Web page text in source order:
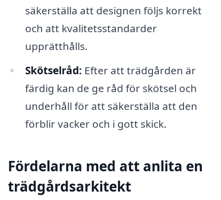
säkerställa att designen följs korrekt
och att kvalitetsstandarder
upprätthålls.
Skötselråd: Efter att trädgården är
färdig kan de ge råd för skötsel och
underhåll för att säkerställa att den
förblir vacker och i gott skick.
Fördelarna med att anlita en
trädgårdsarkitekt